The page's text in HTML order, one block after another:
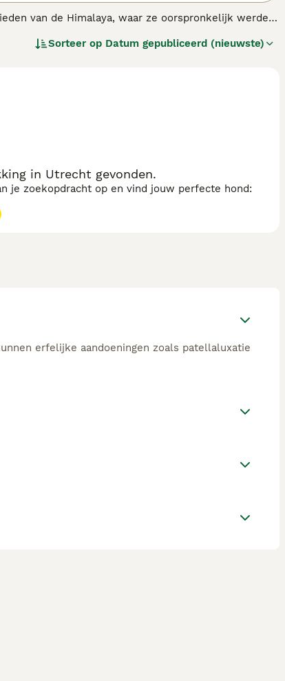
van de Himalaya, waar ze oorspronkelijk werden
Sorteer op Datum gepubliceerd (nieuwste)
in Utrecht gevonden.
je zoekopdracht op en vind jouw perfecte hond:
erfelijke aandoeningen zoals patellaluxatie